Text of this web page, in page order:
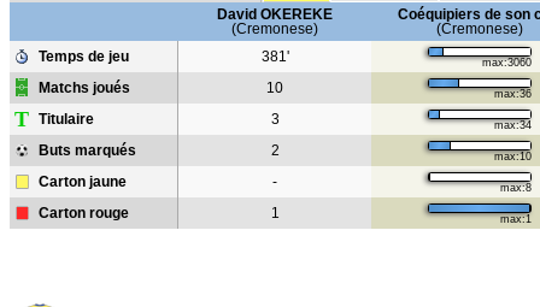
David OKEREKE
(Cremonese)
Coéquipiers de son
(Cremonese)
Temps de jeu
381' max:3060
Matchs joués 10 max:36
T Titulaire 3 max:34
Buts marqués 2 max:10
Carton jaune - max:8
Carton rouge 1 max:1